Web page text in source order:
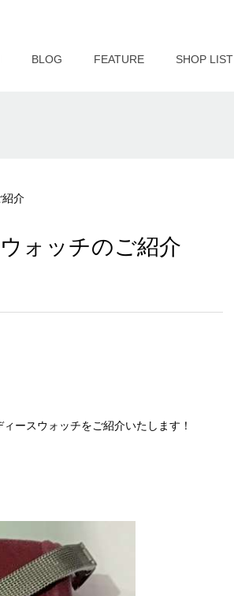
BLOG FEATURE SHOP LIST
紹介
ォッチのご紹介
ースウォッチをご紹介いたします！